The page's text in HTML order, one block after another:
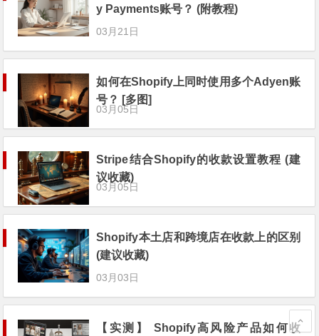
y Payments账号？ (附教程)
03月21日
如何在Shopify上同时使用多个Adyen账
号？ [多图]
03月05日
Stripe结合Shopify的收款设置教程 (建
议收藏)
03月05日
Shopify本土店和跨境店在收款上的区别
(建议收藏)
03月03日
【实测】 Shopify高风险产品如何收